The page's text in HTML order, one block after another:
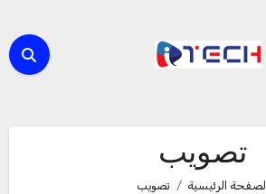
تصويب
الصفحة الرئيسية تصويب